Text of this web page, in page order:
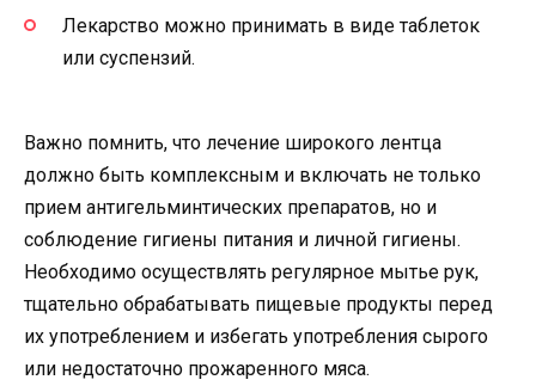
Лекарство можно принимать в виде таблеток
или суспензий.
Важно помнить, что лечение широкого лентца
должно быть комплексным и включать не только
прием антигельминтических препаратов, но и
соблюдение гигиены питания и личной гигиены.
Необходимо осуществлять регулярное мытье рук,
тщательно обрабатывать пищевые продукты перед
их употреблением и избегать употребления сырого
или недостаточно прожаренного мяса.